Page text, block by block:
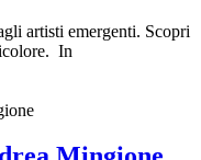
artisti emergenti. Scopri
In